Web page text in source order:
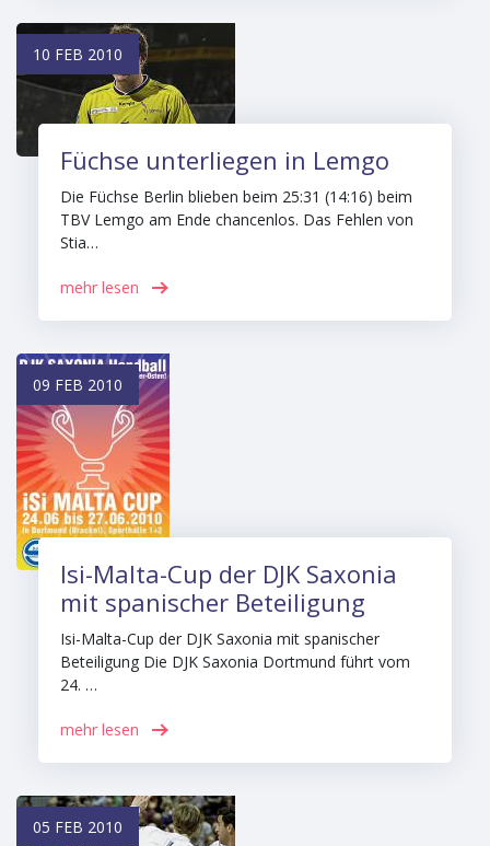
10 FEB 2010
Füchse unterliegen in Lemgo
Die Füchse Berlin blieben beim 25:31 (14:16) beim
TBV Lemgo am Ende chancenlos. Das Fehlen von
Stia…
mehr lesen
09 FEB 2010
Isi-Malta-Cup der DJK Saxonia
mit spanischer Beteiligung
Isi-Malta-Cup der DJK Saxonia mit spanischer
Beteiligung Die DJK Saxonia Dortmund führt vom
24. …
mehr lesen
05 FEB 2010